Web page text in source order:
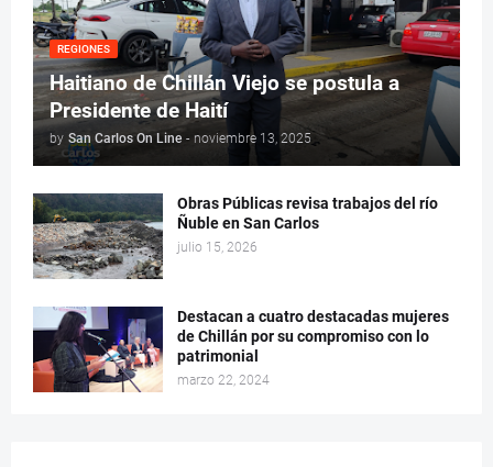
REGIONES
Haitiano de Chillán Viejo se postula a
Presidente de Haití
by San Carlos On Line - noviembre 13, 2025
Obras Públicas revisa trabajos del río
Ñuble en San Carlos
julio 15, 2026
Destacan a cuatro destacadas mujeres
de Chillán por su compromiso con lo
patrimonial
marzo 22, 2024